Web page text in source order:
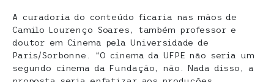
A curadoria do conteúdo ficaria nas mãos de
Camilo Lourenço Soares, também professor e
doutor em Cinema pela Universidade de
Paris/Sorbonne. “O cinema da UFPE não seria um
segundo cinema da Fundação, não. Nada disso, a